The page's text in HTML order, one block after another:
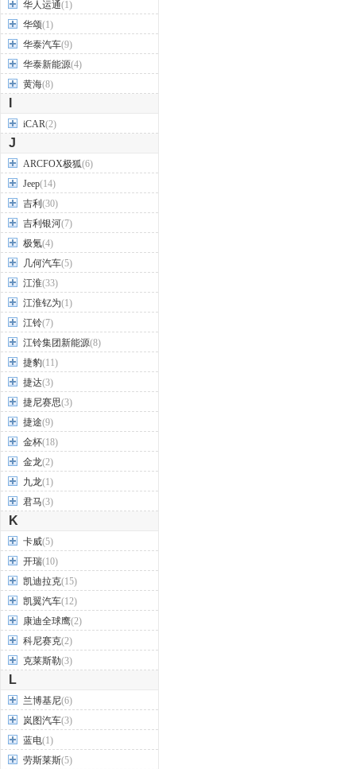
华人运通(1)
华颂(1)
华泰汽车(9)
华泰新能源(4)
黄海(8)
iCAR(2)
J
ARCFOX极狐(6)
Jeep(14)
吉利 (30)
吉利银河(7)
极氪(4)
几何汽车(5)
江淮(33)
江淮钇为(1)
江铃(7)
江铃集团新能源(8)
捷豹(11)
捷达(3)
捷尼赛思(3)
捷途(9)
金杯(18)
金龙(2)
九龙(1)
君马(3)
K
卡威(5)
开瑞(10)
凯迪拉克(15)
凯翼汽车(12)
康迪全球鹰(2)
科尼赛克(2)
克莱斯勒(3)
L
兰博基尼(6)
岚图汽车(3)
蓝电(1)
劳斯莱斯(5)